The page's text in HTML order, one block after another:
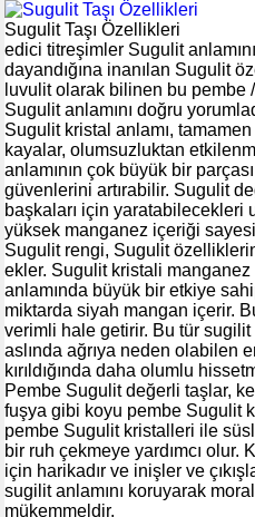
Sugulit Taşı Özellikleri
edici titreşimler Sugulit
dayandığına inanılan Sugulit
luvulit olarak bilinen bu pembe
Sugulit anlamını doğru
Sugulit kristal anlamı,
kayalar, olumsuzluktan
anlamının çok büyük bir
güvenlerini artırabilir. Sugulit
başkaları için yaratabilecekleri
yüksek manganez içeriği
Sugulit rengi, Sugulit
ekler. Sugulit kristali
anlamında büyük bir etkiye
miktarda siyah mangan içerir.
verimli hale getirir. Bu tür sugilit
aslında ağrıya neden olabilen
kırıldığında daha olumlu
Pembe Sugulit değerli taşlar,
fuşya gibi koyu pembe Sugulit
pembe Sugulit kristalleri ile
bir ruh çekmeye yardımcı
için harikadır ve inişler ve
sugilit anlamını koruyarak
mükemmeldir.